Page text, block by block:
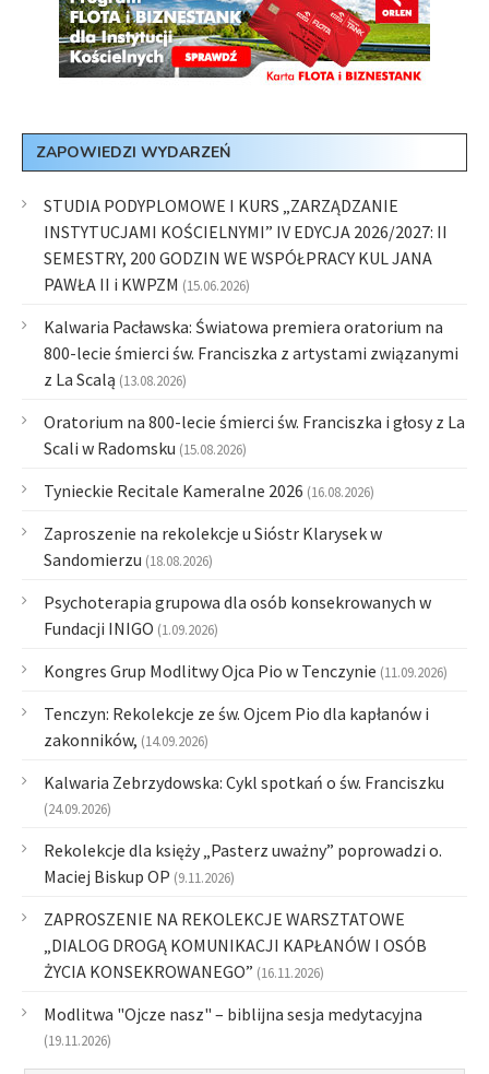
ZAPOWIEDZI WYDARZEŃ
STUDIA PODYPLOMOWE I KURS „ZARZĄDZANIE
INSTYTUCJAMI KOŚCIELNYMI” IV EDYCJA 2026/2027: II
SEMESTRY, 200 GODZIN WE WSPÓŁPRACY KUL JANA
PAWŁA II i KWPZM (15.06.2026)
Kalwaria Pacławska: Światowa premiera oratorium na
800-lecie śmierci św. Franciszka z artystami związanymi
z La Scalą (13.08.2026)
Oratorium na 800-lecie śmierci św. Franciszka i głosy z La
Scali w Radomsku (15.08.2026)
Tynieckie Recitale Kameralne 2026 (16.08.2026)
Zaproszenie na rekolekcje u Sióstr Klarysek w
Sandomierzu (18.08.2026)
Psychoterapia grupowa dla osób konsekrowanych w
Fundacji INIGO (1.09.2026)
Kongres Grup Modlitwy Ojca Pio w Tenczynie (11.09.2026)
Tenczyn: Rekolekcje ze św. Ojcem Pio dla kapłanów i
zakonników, (14.09.2026)
Kalwaria Zebrzydowska: Cykl spotkań o św. Franciszku
(24.09.2026)
Rekolekcje dla księży „Pasterz uważny” poprowadzi o.
Maciej Biskup OP (9.11.2026)
ZAPROSZENIE NA REKOLEKCJE WARSZTATOWE
„DIALOG DROGĄ KOMUNIKACJI KAPŁANÓW I OSÓB
ŻYCIA KONSEKROWANEGO” (16.11.2026)
Modlitwa "Ojcze nasz" – biblijna sesja medytacyjna
(19.11.2026)